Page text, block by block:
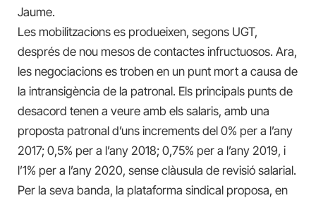
Jaume.
Les mobilitzacions es produeixen, segons UGT,
després de nou mesos de contactes infructuosos. Ara,
les negociacions es troben en un punt mort a causa de
la intransigència de la patronal. Els principals punts de
desacord tenen a veure amb els salaris, amb una
proposta patronal d’uns increments del 0% per a l’any
2017; 0,5% per a l’any 2018; 0,75% per a l’any 2019, i
l’1% per a l’any 2020, sense clàusula de revisió salarial.
Per la seva banda, la plataforma sindical proposa, en